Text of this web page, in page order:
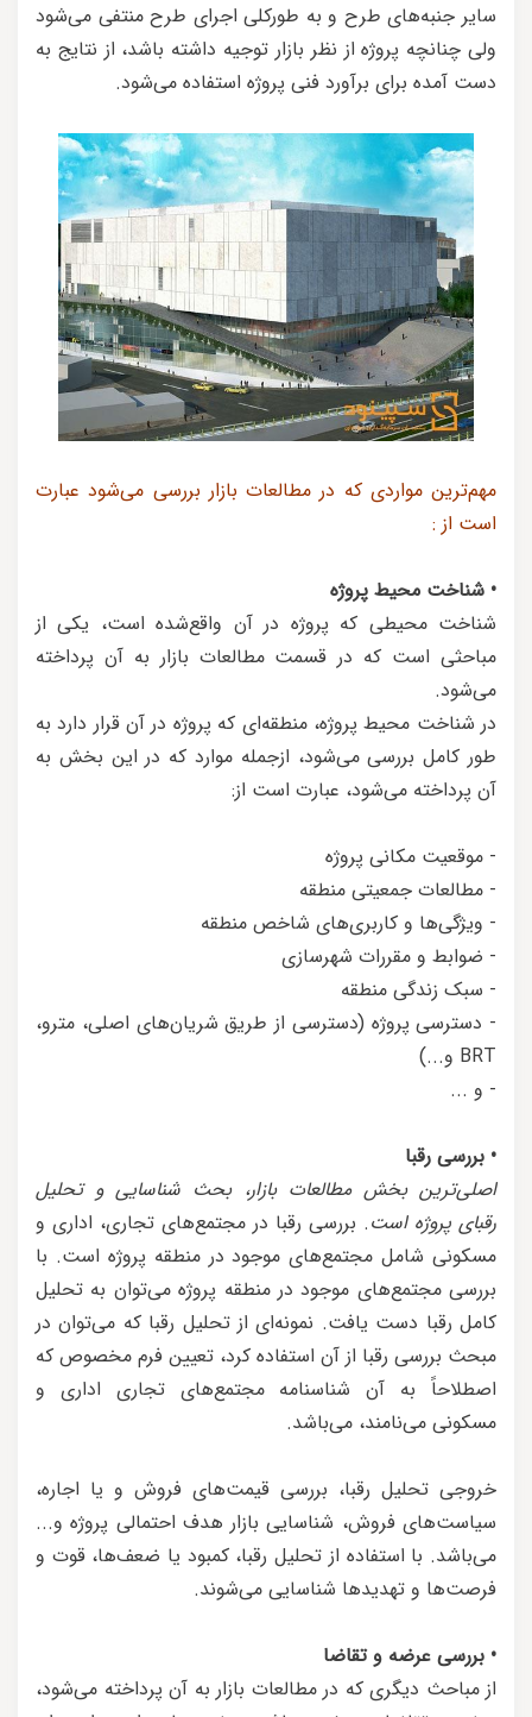
سایر جنبه‌های طرح و به‌ طورکلی اجرای طرح منتفی می‌شود
ولی چنانچه پروژه از نظر بازار توجیه داشته باشد، از نتایج به
دست آمده برای برآورد فنی پروژه استفاده می‌شود.
مهم‌ترین مواردی که در مطالعات بازار بررسی می‌شود عبارت
است از :
• شناخت محیط پروژه
شناخت محیطی که پروژه در آن واقع‌شده است، یکی از
مباحثی است که در قسمت مطالعات بازار به آن پرداخته
می‌شود.
در شناخت محیط پروژه، منطقه‌ای که پروژه در آن قرار دارد به
طور کامل بررسی می‌شود، ازجمله موارد که در این بخش به
آن پرداخته می‌شود، عبارت است از:
- موقعیت مکانی پروژه
- مطالعات جمعیتی منطقه
- ویژگی‌ها و کاربری‌های شاخص منطقه
- ضوابط و مقررات شهرسازی
- سبک زندگی منطقه
- دسترسی پروژه (دسترسی از طریق شریان‌های اصلی، مترو،
BRT و...)
- و ...
• بررسی رقبا
اصلی‌ترین بخش مطالعات بازار، بحث شناسایی و تحلیل
رقبای پروژه است. بررسی رقبا در مجتمع‌های تجاری، اداری و
مسکونی شامل مجتمع‌های موجود در منطقه پروژه است. با
بررسی مجتمع‌های موجود در منطقه پروژه می‌توان به تحلیل
کامل رقبا دست یافت. نمونه‌ای از تحلیل رقبا که می‌توان در
مبحث بررسی رقبا از آن استفاده کرد، تعیین فرم مخصوص که
اصطلاحاً به آن شناسنامه مجتمع‌های تجاری اداری و
مسکونی می‌نامند، می‌باشد.
خروجی تحلیل رقبا، بررسی قیمت‌های فروش و یا اجاره،
سیاست‌های فروش، شناسایی بازار هدف احتمالی پروژه و...
می‌باشد. با استفاده از تحلیل رقبا، کمبود یا ضعف‌ها، قوت و
فرصت‌ها و تهدیدها شناسایی می‌شوند.
• بررسی عرضه و تقاضا
از مباحث دیگری که در مطالعات بازار به آن پرداخته می‌شود،